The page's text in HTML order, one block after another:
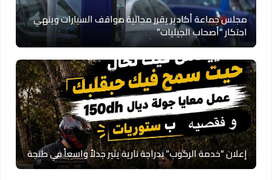
مجلس جماعة أكادير يقرر مجانية مواقف السيارات وينهي
احتكار “أصحاب الجيليات”
إعلان “خدمة الركوب” بدراجة نارية يثير جدلاً واسعاً في طنجة